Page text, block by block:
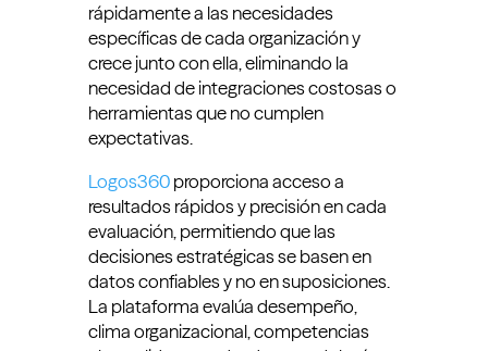
rápidamente a las necesidades
específicas de cada organización y
crece junto con ella, eliminando la
necesidad de integraciones costosas o
herramientas que no cumplen
expectativas.
Logos360proporciona acceso a
resultados rápidos y precisión en cada
evaluación, permitiendo que las
decisiones estratégicas se basen en
datos confiables y no en suposiciones.
La plataforma evalúa desempeño,
clima organizacional, competencias